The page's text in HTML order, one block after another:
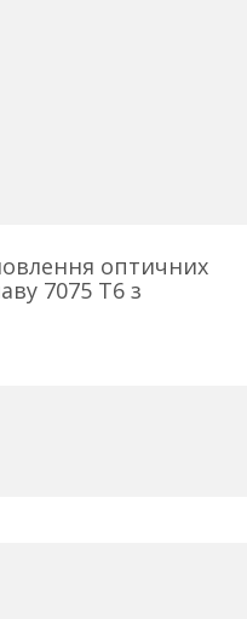
оптичних
7075 T6 з